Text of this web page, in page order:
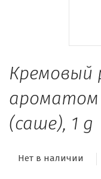
Кремовый
(саше), 1 g
Нет в наличии